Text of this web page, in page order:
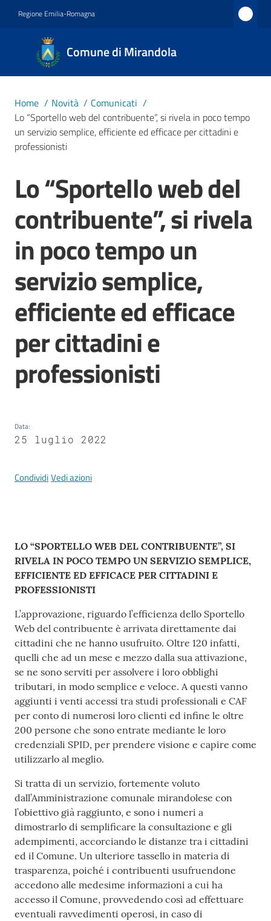
Regione Emilia-Romagna
Comune di Mirandola
Comune
di
Mirandola
1597
Novità
Menu selezionato
Servizi
Vivere
PNRR
C
s
L
a
e
l
l
a
Tutti
gli
argomenti
Seguici
su
Home / Novità / Comunicati /
Lo “Sportello web del contribuente”, si rivela in poco tempo
un servizio semplice, efficiente ed efficace per cittadini e
professionisti
Salta al contenuto
Lo “Sportello web del
contribuente”, si rivela
in poco tempo un
servizio semplice,
efficiente ed efficace
per cittadini e
professionisti
Data:
25 luglio 2022
CondividiVedi azioni
Contenuto
LO “SPORTELLO WEB DEL CONTRIBUENTE”, SI
RIVELA IN POCO TEMPO UN SERVIZIO SEMPLICE,
EFFICIENTE ED EFFICACE PER CITTADINI E
PROFESSIONISTI
L’approvazione, riguardo l’efficienza dello Sportello
Web del contribuente è arrivata direttamente dai
cittadini che ne hanno usufruito. Oltre 120 infatti,
quelli che ad un mese e mezzo dalla sua attivazione,
se ne sono serviti per assolvere i loro obblighi
tributari, in modo semplice e veloce. A questi vanno
aggiunti i venti accessi tra studi professionali e CAF
per conto di numerosi loro clienti ed infine le oltre
200 persone che sono entrate mediante le loro
credenziali SPID, per prendere visione e capire come
utilizzarlo al meglio.
Si tratta di un servizio, fortemente voluto
dall’Amministrazione comunale mirandolese con
l’obiettivo già raggiunto, e sono i numeri a
dimostrarlo di semplificare la consultazione e gli
adempimenti, accorciando le distanze tra i cittadini
ed il Comune. Un ulteriore tassello in materia di
trasparenza, poiché i contribuenti usufruendone
accedono alle medesime informazioni a cui ha
accesso il Comune, provvedendo così ad effettuare
eventuali ravvedimenti operosi, in caso di